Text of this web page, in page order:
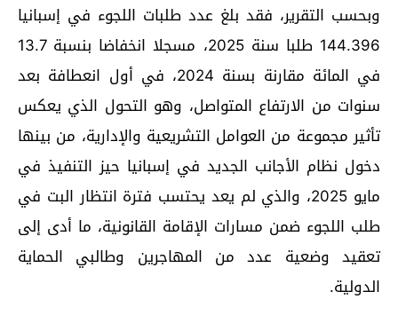
وبحسب التقرير، فقد بلغ عدد طلبات اللجوء في إسبانيا
144.396 طلبا سنة 2025، مسجلا انخفاضا بنسبة 13.7
في المائة مقارنة بسنة 2024، في أول انعطافة بعد
سنوات من الارتفاع المتواصل، وهو التحول الذي يعكس
تأثير مجموعة من العوامل التشريعية والإدارية، من بينها
دخول نظام الأجانب الجديد في إسبانيا حيز التنفيذ في
مايو 2025، والذي لم يعد يحتسب فترة انتظار البت في
طلب اللجوء ضمن مسارات الإقامة القانونية، ما أدى إلى
تعقيد وضعية عدد من المهاجرين وطالبي الحماية
الدولية.